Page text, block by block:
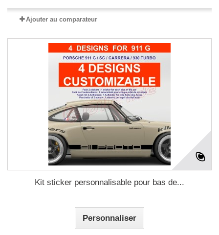
Ajouter au comparateur
Kit sticker personnalisable pour bas de...
Personnaliser